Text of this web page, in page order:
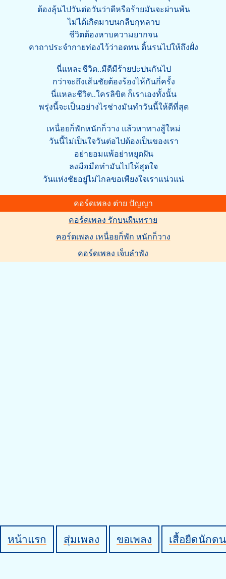
ต้องลุ้นไปวันต่อวันว่าดีหรือร้ายมันจะผ่านพ้น
ไม่ได้เกิดมาบนกลีบกุหลาบ
ชีวิตต้องหาบความยากจน
คาถาประจำกายท่องไว้ว่าอดทน ดิ้นรนไปให้ถึงฝั่ง
นี่แหละชีวิต..มีดีมีร้ายปะปนกันไป
กว่าจะถึงเส้นชัยต้องร้องไห้กันกี่ครั้ง
นี่เเหละชีวิต..ใครลิขิต ก็เราเองทั้งนั้น
พรุ่งนี้จะเป็นอย่างไรช่างมันทำวันนี้ให้ดีที่สุด
เหนื่อยก็พักหนักก็วาง แล้วหาทางสู้ใหม่
วันนี้ไม่เป็นใจวันต่อไปต้องเป็นของเรา
อย่ายอมแพ้อย่าหยุดฝัน
ลงมือมือทำมันไปให้สุดใจ
วันแห่งชัยอยู่ไม่ไกลขอเพียงใจเราแน่วแน่
คอร์ดเพลง ต่าย ปัญญา
คอร์ดเพลง รักบนผืนทราย
คอร์ดเพลง เหนื่อยก็พัก หนักก็วาง
คอร์ดเพลง เจ็บลำพัง
หน้าแรก สุ่มเพลง ขอเพลง เสื้อยืดนักด